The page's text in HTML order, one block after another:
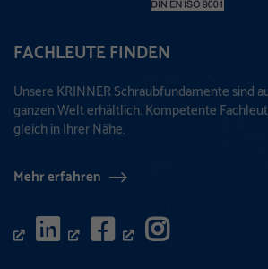
FACHLEUTE FINDEN
Unsere KRINNER Schraubfundamente sind
ganzen Welt erhältlich. Kompetente
gleich in Ihrer Nähe.
Mehr erfahren